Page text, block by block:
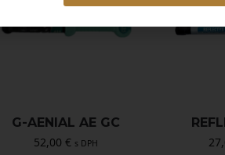
G-AENIAL AE GC
52,00€ s DPH